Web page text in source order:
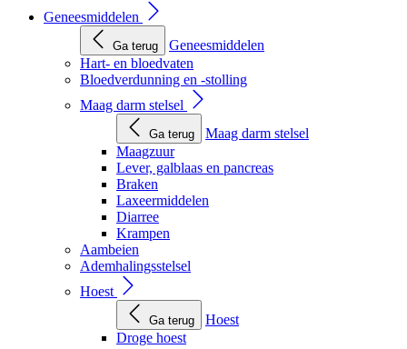
Geneesmiddelen
Ga terug
Geneesmiddelen
Hart- en bloedvaten
Bloedverdunning en -stolling
Maag darm stelsel
Ga terug
Maag darm stelsel
Maagzuur
Lever, galblaas en pancreas
Braken
Laxeermiddelen
Diarree
Krampen
Aambeien
Ademhalingsstelsel
Hoest
Ga terug
Hoest
Droge hoest